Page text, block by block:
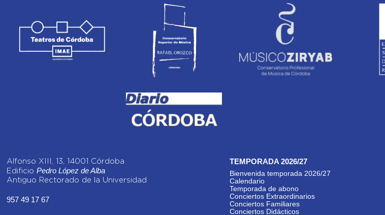
Alfonso XIII, 13, 14001 Córdoba
Edificio Pedro López de Alba
Antiguo Rectorado de la Universidad
957 49 17 67
TEMPORADA 2026/27
Bienvenida temporada 2026/27
Calendario
Temporada de abono
Conciertos Extraordinarios
Conciertos Familiares
Conciertos Didácticos